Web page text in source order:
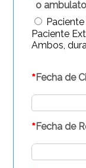
o
Paciente
Ambos,
*Fecha de
*Fecha de